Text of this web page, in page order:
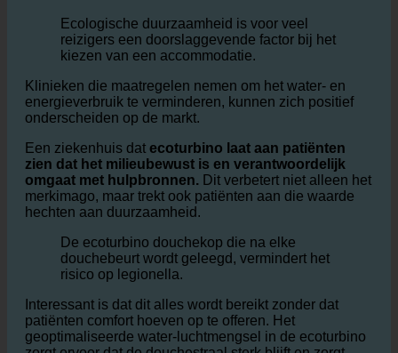
hygiënestandaarden in douches
Ecologische duurzaamheid is voor veel
reizigers een doorslaggevende factor bij het
kiezen van een accommodatie.
Klinieken die maatregelen nemen om het water- en
energieverbruik te verminderen, kunnen zich positief
onderscheiden op de markt.
Een ziekenhuis dat ecoturbino laat aan patiënten
zien dat het milieubewust is en verantwoordelijk
omgaat met hulpbronnen.Dit verbetert niet alleen het
merkimago, maar trekt ook patiënten aan die waarde
hechten aan duurzaamheid.
De ecoturbino douchekop die na elke
douchebeurt wordt geleegd, vermindert het
risico op legionella.
Interessant is dat dit alles wordt bereikt zonder dat